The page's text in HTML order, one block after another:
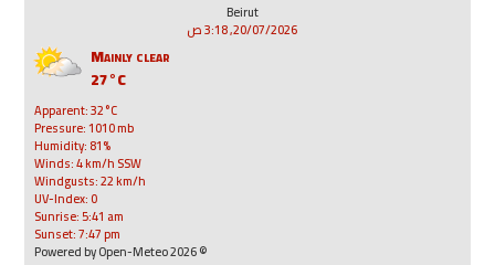
Beirut
20/07/2026, 3:18 ص
Mainly clear
27°C
Apparent: 32°C
Pressure: 1010 mb
Humidity: 81%
Winds: 4 km/h SSW
Windgusts: 22 km/h
UV-Index: 0
Sunrise: 5:41 am
Sunset: 7:47 pm
© 2026 Powered by Open-Meteo